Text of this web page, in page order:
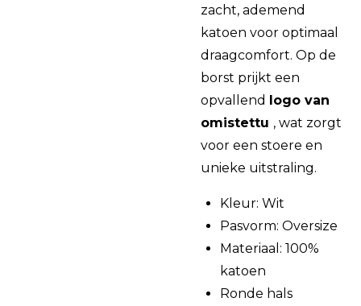
zacht, ademend
katoen voor optimaal
draagcomfort. Op de
borst prijkt een
opvallend logo van
omistettu , wat zorgt
voor een stoere en
unieke uitstraling.
Kleur: Wit
Pasvorm: Oversize
Materiaal: 100%
katoen
Ronde hals